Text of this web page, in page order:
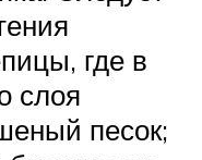
где в
слоя
песок;